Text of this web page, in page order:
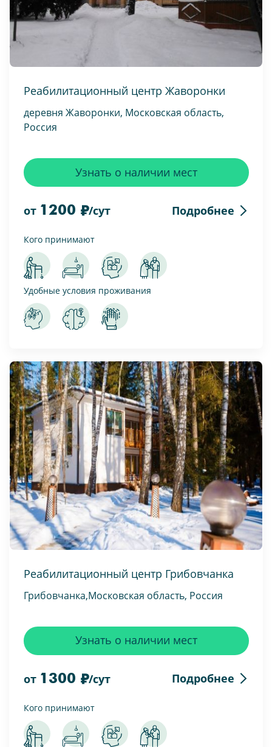
Реабилитационный центр Жаворонки
деревня Жаворонки, Московская область,
Россия
от 1200 /сут Подробнее
Узнать о наличии мест
Кого принимают
Удобные условия проживания
Реабилитационный центр Грибовчанка
Грибовчанка,Московская область, Россия
от 1300 /сут Подробнее
Узнать о наличии мест
Кого принимают